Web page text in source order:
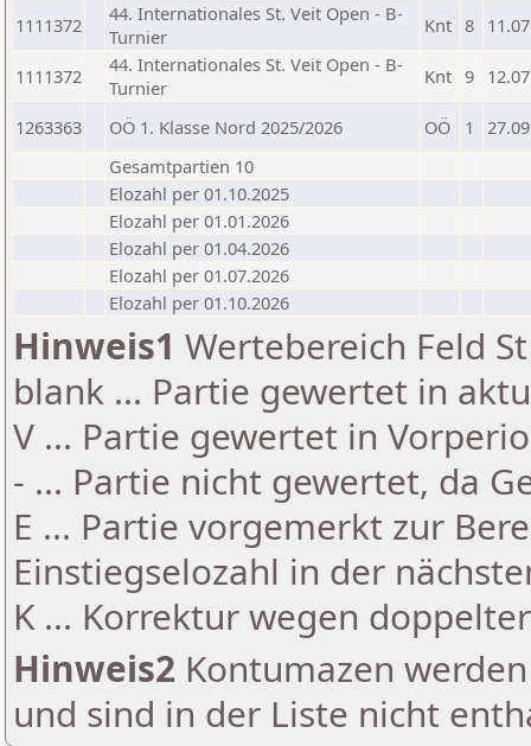
1111372
44. Internationales St. Veit Open - B-
Turnier
Knt 8
1111372
44. Internationales St. Veit Open - B-
Turnier
Knt 9
1263363 OÖ 1. Klasse Nord 2025/2026 OÖ 1
Gesamtpartien 10
Elozahl per 01.10.2025
Elozahl per 01.01.2026
Elozahl per 01.04.2026
Elozahl per 01.07.2026
Elozahl per 01.10.2026
Hinweis1 Wertebereich Feld
blank ... Partie gewertet in
V ... Partie gewertet in
- ... Partie nicht gewertet, da
E ... Partie vorgemerkt zur
Einstiegselozahl in der
K ... Korrektur wegen
Hinweis2 Kontumazen
und sind in der Liste nicht